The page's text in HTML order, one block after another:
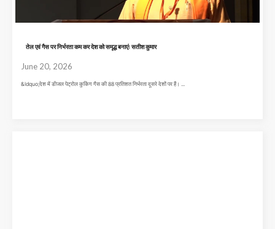
तेल एवं गैस पर निर्भरता कम कर देश को समृद्ध बनाएंः सतीश कुमार
June 20, 2026
&ldquo;देश में डीजल पेट्रोल कुकिंग गैस की 88 प्रतिशत निर्भरता दूसरे देशों पर हैं। ...